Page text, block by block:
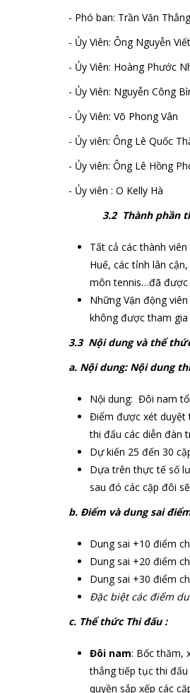
- Phó ban: Trần
- Ủy Viên: Ông
- Ủy Viên: Hoàng
- Ủy Viên: Nguyễn
- Ủy Viên: Võ
- Ủy viên: Ông Lê
- Ủy viên: Ông Lê
- Ủy viên : O
3.2 Thành phần
Tất cả các thành
Huế, các tỉnh lân
môn tennis…đã được
Những Vận động
không được tham
3.3 Nội dung và thể
a. Nội dung: Nội dung
Nội dung: Đôi nam
Điểm được xét duyệt
thi đấu các diễn đàn
Dự kiến 25 đến 30
Dựa trên thực tế số
sau đó các cặp đôi
b. Điểm và dung sai
Dung sai +10 điểm
Dung sai +20 điểm
Dung sai +30 điểm
Đặc biệt các điểm
c. Thể thức Thi đấu :
Đôi nam: Bốc thăm,
thắng tiếp tục thi
quyền sắp xếp các